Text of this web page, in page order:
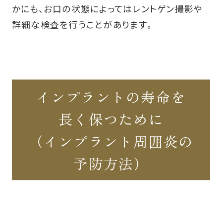
かにも、お口の状態によってはレントゲン撮影や
詳細な検査を行うことがあります。
インプラントの寿命を
長く保つために
（インプラント周囲炎の
予防方法）